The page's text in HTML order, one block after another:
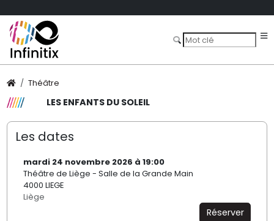
Théâtre
LES ENFANTS DU SOLEIL
Les dates
mardi 24 novembre 2026 à 19:00
Théâtre de Liège - Salle de la Grande Main
4000 LIEGE
Liège
Réserver